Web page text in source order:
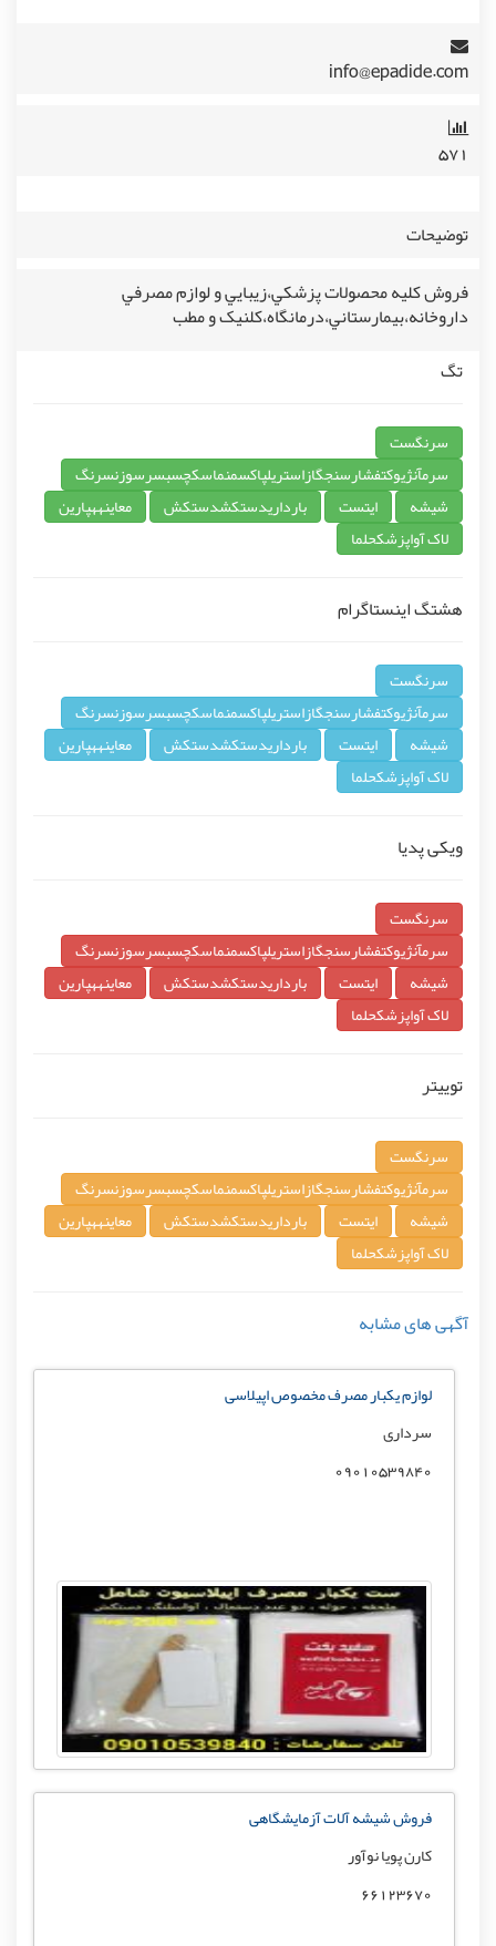
info@epadide.com
۵۷۱
توضیحات
فروش کليه محصولات پزشکي،زيبايي و لوازم مصرفي
داروخانه،بيمارستاني،درمانگاه،کلنيک و مطب
تگ
سرنگست
سرمآنژيوکتفشارسنجگازاستريلپاکسمنماسکچسبسرسوزنسرنگ
شيشه
ايتست بارداريدستکشدستکش
معاينههپارين
لاک آواپزشکحلما
هشتگ اینستاگرام
سرنگست
سرمآنژيوکتفشارسنجگازاستريلپاکسمنماسکچسبسرسوزنسرنگ
شيشه
ايتست بارداريدستکشدستکش
معاينههپارين
لاک آواپزشکحلما
ویکی پدیا
سرنگست
سرمآنژيوکتفشارسنجگازاستريلپاکسمنماسکچسبسرسوزنسرنگ
شيشه
ايتست بارداريدستکشدستکش
معاينههپارين
لاک آواپزشکحلما
توییتر
سرنگست
سرمآنژيوکتفشارسنجگازاستريلپاکسمنماسکچسبسرسوزنسرنگ
شيشه
ايتست بارداريدستکشدستکش
معاينههپارين
لاک آواپزشکحلما
آگهی های مشابه
لوازم یکبار مصرف مخصوص اپیلاسی
سرداری
09010539840
فروش شیشه آلات آزمایشگاهی
کارن پویا نوآور
66123670